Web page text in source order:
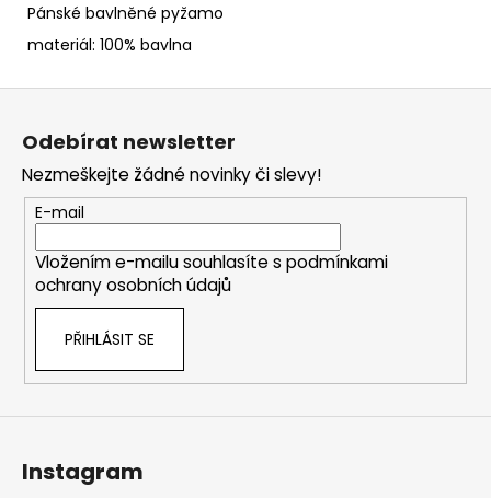
Pánské bavlněné pyžamo
materiál: 100% bavlna
Z
Odebírat newsletter
Nezmeškejte žádné novinky či slevy!
E-mail
Vložením e-mailu souhlasíte s podmínkami
ochrany osobních údajů
PŘIHLÁSIT SE
Instagram